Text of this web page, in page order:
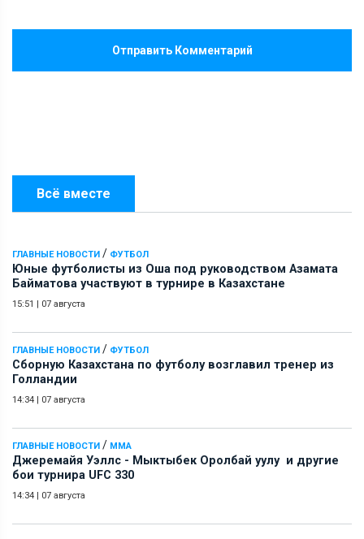
Всё вместе
ГЛАВНЫЕ НОВОСТИ / ФУТБОЛ
Юные футболисты из Оша под руководством Азамата
Байматова участвуют в турнире в Казахстане
15:51 | 07 августа
ГЛАВНЫЕ НОВОСТИ / ФУТБОЛ
Сборную Казахстана по футболу возглавил тренер из
Голландии
14:34 | 07 августа
ГЛАВНЫЕ НОВОСТИ / ММА
Джеремайя Уэллс - Мыктыбек Оролбай уулу и другие
бои турнира UFC 330
14:34 | 07 августа
Отправить Комментарий